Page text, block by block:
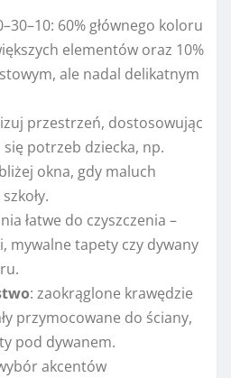
60% głównego koloru
elementów oraz 10%
ale nadal delikatnym
przestrzeń, dostosowując
potrzeb dziecka, np.
okna, gdy maluch
łatwe do czyszczenia –
mywalne tapety czy dywany
: zaokrąglone krawędzie
przymocowane do ściany,
pod dywanem.
akcentów